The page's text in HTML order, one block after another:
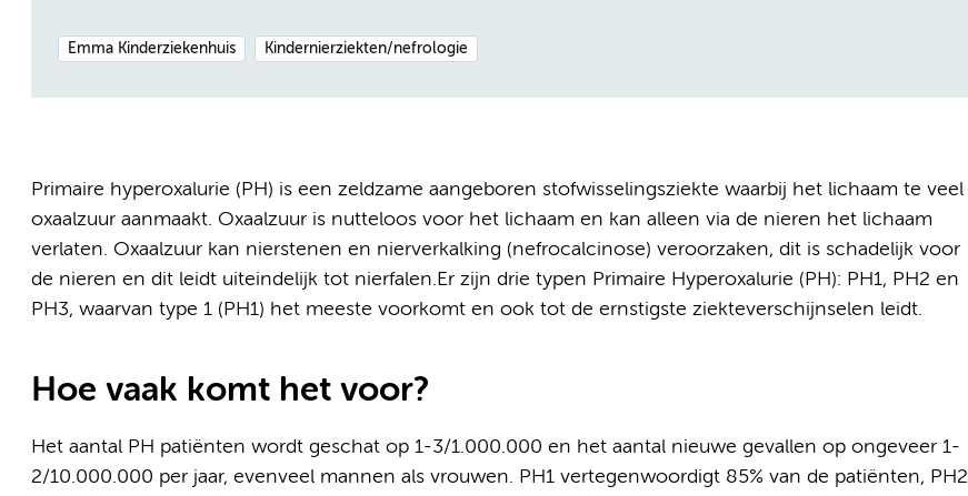
Emma Kinderziekenhuis Kindernierziekten/nefrologie
Primaire hyperoxalurie (PH) is een zeldzame aangeboren stofwisselingsziekte waarbij het lichaam te veel
oxaalzuur aanmaakt. Oxaalzuur is nutteloos voor het lichaam en kan alleen via de nieren het lichaam
verlaten. Oxaalzuur kan nierstenen en nierverkalking (nefrocalcinose) veroorzaken, dit is schadelijk voor
de nieren en dit leidt uiteindelijk tot nierfalen.Er zijn drie typen Primaire Hyperoxalurie (PH): PH1, PH2 en
PH3, waarvan type 1 (PH1) het meeste voorkomt en ook tot de ernstigste ziekteverschijnselen leidt.
Hoe vaak komt het voor?
Het aantal PH patiënten wordt geschat op 1-3/1.000.000 en het aantal nieuwe gevallen op ongeveer 1-
2/10.000.000 per jaar, evenveel mannen als vrouwen. PH1 vertegenwoordigt 85% van de patiënten, PH2